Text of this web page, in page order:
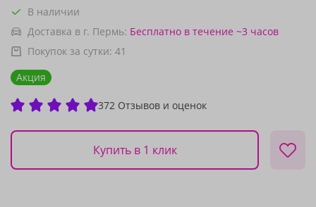
В наличии
Доставка в г. Пермь: Бесплатно в течение ~3 часов
Покупок за сутки: 41
Акция
372 Отзывов и оценок
Купить в 1 клик